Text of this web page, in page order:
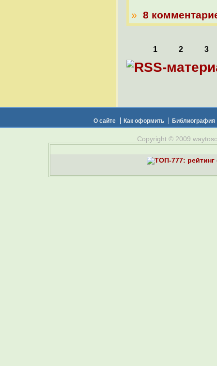
» 8
1 2 3
О сайте Как оформить Библиография
Copyright © 2009